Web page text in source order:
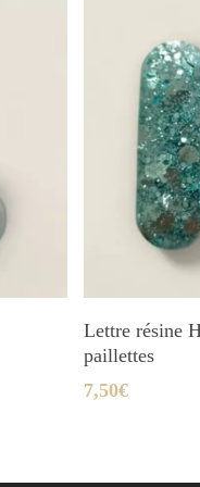
Ajouter
Lettre résine
paillettes
7,50€